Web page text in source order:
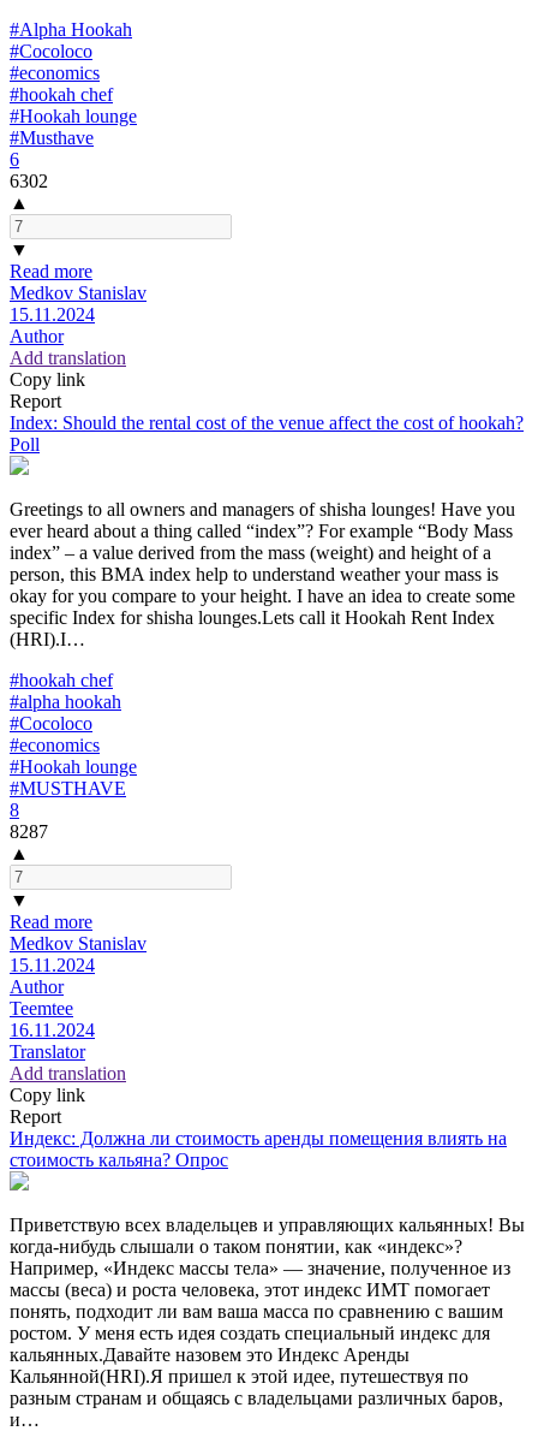
#Alpha Hookah
#Cocoloco
#economics
#hookah chef
#Hookah lounge
#Musthave
6
6302
▲
▼
Read more
Medkov Stanislav
15.11.2024
Author
Add translation
Copy link
Report
Index: Should the rental cost of the venue affect the cost of hookah?
Poll
Greetings to all owners and managers of shisha lounges! Have you
ever heard about a thing called “index”? For example “Body Mass
index” – a value derived from the mass (weight) and height of a
person, this BMA index help to understand weather your mass is
okay for you compare to your height. I have an idea to create some
specific Index for shisha lounges.Lets call it Hookah Rent Index
(HRI).I…
#hookah chef
#alpha hookah
#Cocoloco
#economics
#Hookah lounge
#MUSTHAVE
8
8287
▲
▼
Read more
Medkov Stanislav
15.11.2024
Author
Teemtee
16.11.2024
Translator
Add translation
Copy link
Report
Индекс: Должна ли стоимость аренды помещения влиять на
стоимость кальяна? Опрос
Приветствую всех владельцев и управляющих кальянных! Вы
когда-нибудь слышали о таком понятии, как «индекс»?
Например, «Индекс массы тела» — значение, полученное из
массы (веса) и роста человека, этот индекс ИМТ помогает
понять, подходит ли вам ваша масса по сравнению с вашим
ростом. У меня есть идея создать специальный индекс для
кальянных.Давайте назовем это Индекс Аренды
Кальянной(HRI).Я пришел к этой идее, путешествуя по
разным странам и общаясь с владельцами различных баров,
и…